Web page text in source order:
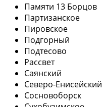
Памяти 13 Борцов
Партизанское
Пировское
Подгорный
Подтесово
Рассвет
Саянский
Северо-Енисейский
Сосновоборск